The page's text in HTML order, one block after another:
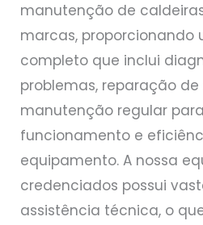
manutenção de
marcas, proporcionando
completo que inclui
problemas, reparação de
manutenção regular
funcionamento e
equipamento. A nossa
credenciados possui
assistência técnica, o